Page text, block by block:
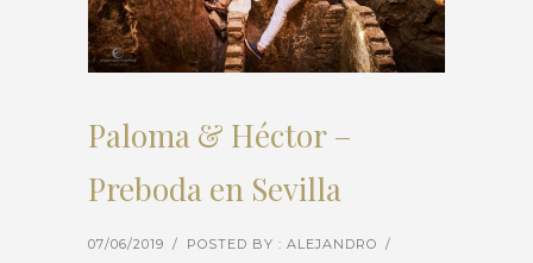
Paloma & Héctor –
Preboda en Sevilla
07/06/2019 / POSTED BY : ALEJANDRO /